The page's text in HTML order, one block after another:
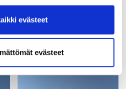
evästeet
evästeet